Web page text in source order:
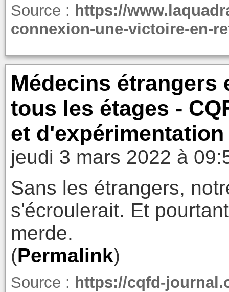
Source : https://
connexion-une-victoire-en-
Médecins étrangers
tous les étages -
et
jeudi 3 mars 2022 à
Sans les étrangers,
s'écroulerait. Et
merde.
(Permalink)
Source : https://cqfd-